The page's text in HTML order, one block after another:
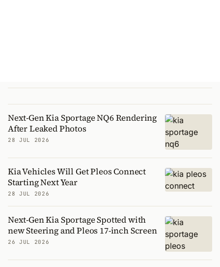
Next-Gen Kia Sportage NQ6 Rendering
After Leaked Photos
28 JUL 2026
Kia Vehicles Will Get Pleos Connect
Starting Next Year
28 JUL 2026
Next-Gen Kia Sportage Spotted with
new Steering and Pleos 17-inch Screen
26 JUL 2026